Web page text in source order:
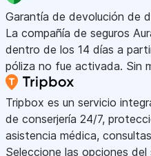
Garantía de devolución de
La compañía de seguros
dentro de los 14 días a
póliza no fue activada. Sin
Tripbox es un servicio
de conserjería 24/7,
asistencia médica,
Seleccione las opciones del